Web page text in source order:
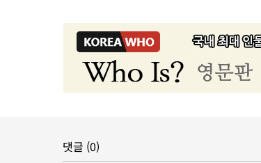
댓글 (0)